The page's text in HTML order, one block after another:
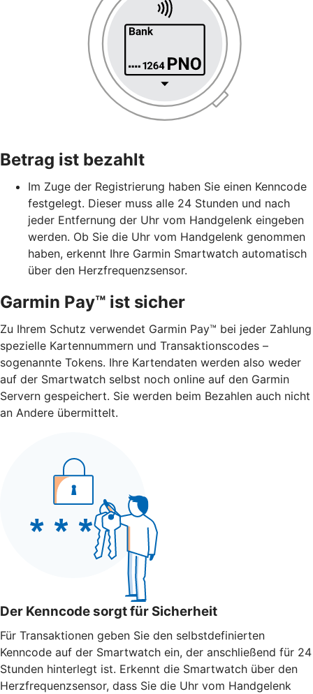
Betrag ist bezahlt
Im Zuge der Registrierung haben Sie einen Kenncode
festgelegt. Dieser muss alle 24 Stunden und nach
jeder Entfernung der Uhr vom Handgelenk eingeben
werden. Ob Sie die Uhr vom Handgelenk genommen
haben, erkennt Ihre Garmin Smartwatch automatisch
über den Herzfrequenzsensor.
Garmin Pay™ ist sicher
Zu Ihrem Schutz verwendet Garmin Pay™ bei jeder Zahlung
spezielle Kartennummern und Transaktionscodes –
sogenannte Tokens. Ihre Kartendaten werden also weder
auf der Smartwatch selbst noch online auf den Garmin
Servern gespeichert. Sie werden beim Bezahlen auch nicht
an Andere übermittelt.
Der Kenncode sorgt für Sicherheit
Für Transaktionen geben Sie den selbstdefinierten
Kenncode auf der Smartwatch ein, der anschließend für 24
Stunden hinterlegt ist. Erkennt die Smartwatch über den
Herzfrequenzsensor, dass Sie die Uhr vom Handgelenk